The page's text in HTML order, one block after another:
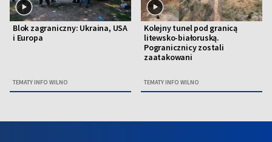
Blok zagraniczny: Ukraina, USA
i Europa
TEMATY INFO WILNO
Kolejny tunel pod granicą
litewsko-białoruską.
Pogranicznicy zostali
zaatakowani
TEMATY INFO WILNO